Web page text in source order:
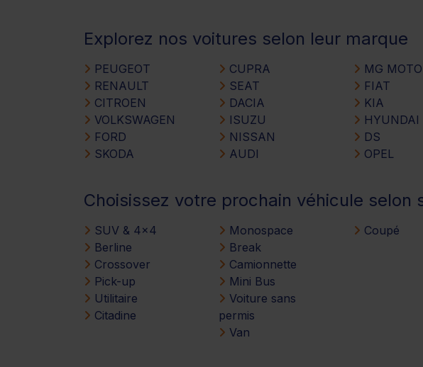
Explorez nos voitures selon leur marque
PEUGEOT
RENAULT
CITROEN
VOLKSWAGEN
FORD
SKODA
CUPRA
SEAT
DACIA
ISUZU
NISSAN
AUDI
MG
FIAT
KIA
HYUNDAI
DS
OPEL
Choisissez votre prochain véhicule selon
SUV & 4x4
Berline
Crossover
Pick-up
Utilitaire
Citadine
Monospace
Break
Camionnette
Mini Bus
Voiture sans
permis
Van
Coupé